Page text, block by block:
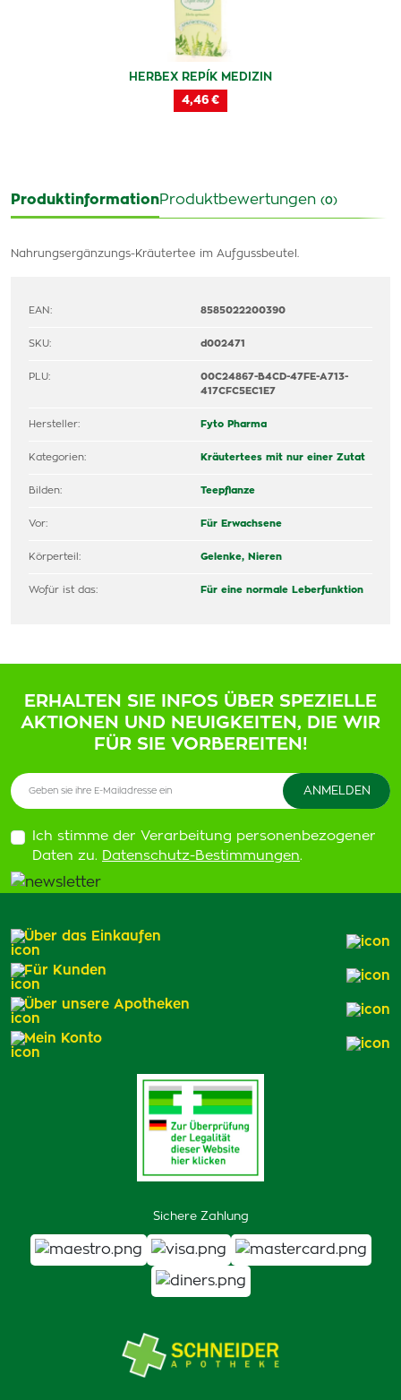
HERBEX REPÍK MEDIZIN
4,46 €
ProduktinformationProduktbewertungen (0)
Nahrungsergänzungs-Kräutertee im Aufgussbeutel.
EAN: 8585022200390
SKU: d002471
PLU:
00C24867-B4CD-47FE-A713-
417CFC5EC1E7
Hersteller: Fyto Pharma
Kategorien: Kräutertees mit nur einer Zutat
Bilden: Teepflanze
Vor: Für Erwachsene
Körperteil: Gelenke, Nieren
Wofür ist das: Für eine normale Leberfunktion
ERHALTEN SIE INFOS ÜBER SPEZIELLE
AKTIONEN UND NEUIGKEITEN, DIE WIR
FÜR SIE VORBEREITEN!
Ich stimme der Verarbeitung personenbezogener
Daten zu. Datenschutz-Bestimmungen.
Sichere Zahlung
Über das Einkaufen
Für Kunden
Über unsere Apotheken
Mein Konto